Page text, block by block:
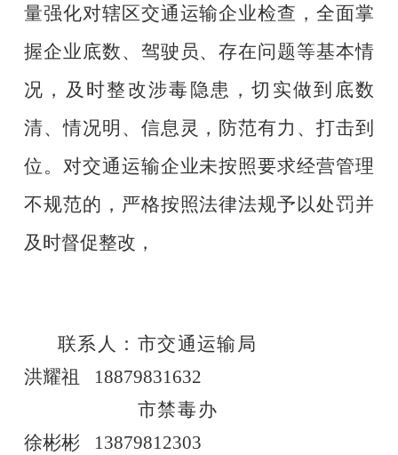
量强化对辖区交通运输企业检查，全面掌
握企业底数、驾驶员、存在问题等基本情
况，及时整改涉毒隐患，切实做到底数
清、情况明、信息灵，防范有力、打击到
位。对交通运输企业未按照要求经营管理
不规范的，严格按照法律法规予以处罚并
及时督促整改，
联系人：市交通运输局
洪耀祖
18879831632
市禁毒办
徐彬彬
13879812303